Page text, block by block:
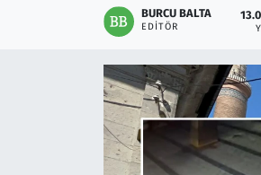
BURCU BALTA
EDITÖR
Teknoloji ve Bilim
Televizyon